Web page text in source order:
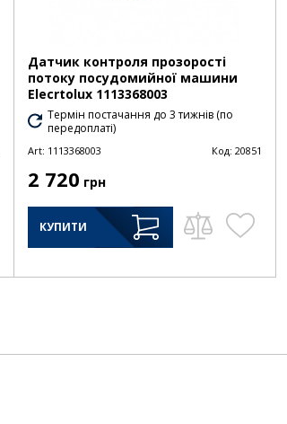
Датчик контроля прозорості
потоку посудомийної машини
Elecrtolux 1113368003
Термін постачання до 3 тижнів (по
передоплаті)
Art: 1113368003 Код: 20851
2 720 грн
КУПИТИ